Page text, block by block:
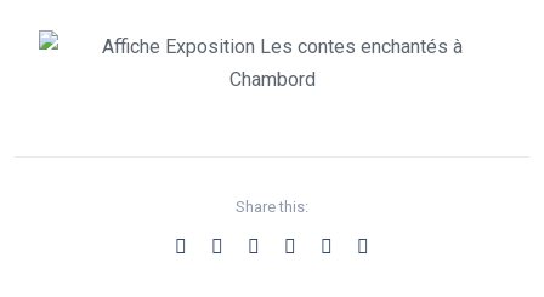
Share this: